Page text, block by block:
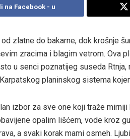
na Facebook - u
zlatne do bakarne, dok krošnje
zracima i blagim vetrom. Ova
u senci poznatijeg suseda
planinskog sistema
izbor za sve one koji traže
opalim lišćem, vode kroz
a svaki korak mami osmeh.